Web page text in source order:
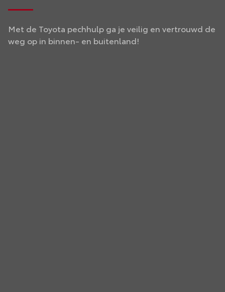
Met de Toyota pechhulp ga je veilig en vertrouwd de
weg op in binnen- en buitenland!